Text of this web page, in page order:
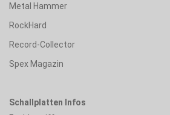
Metal Hammer
RockHard
Record-Collector
Spex Magazin
Schallplatten Infos